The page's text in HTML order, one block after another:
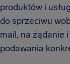
produktów i
do sprzeciwu
mail, na żądanie
podawania